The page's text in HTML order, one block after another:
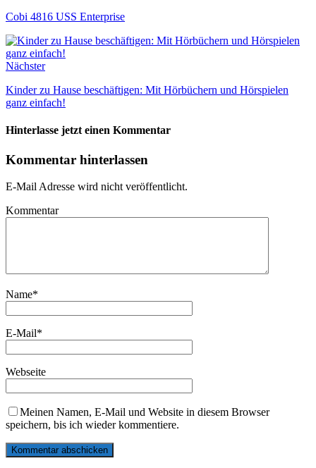
Cobi 4816 USS Enterprise
Nächster
Kinder zu Hause beschäftigen: Mit Hörbüchern und Hörspielen
ganz einfach!
Hinterlasse jetzt einen Kommentar
Kommentar hinterlassen
E-Mail Adresse wird nicht veröffentlicht.
Kommentar
Name*
E-Mail*
Webseite
Meinen Namen, E-Mail und Website in diesem Browser
speichern, bis ich wieder kommentiere.